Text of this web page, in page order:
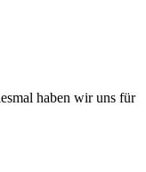
haben wir uns für